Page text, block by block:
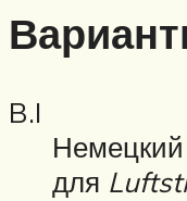
B.I
для